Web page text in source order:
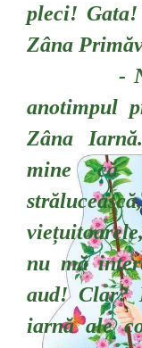
pleci!
Zâna
- Nu
anotimpul
Zâna
mine că
nu mă
aud! Clar?
iarnă ale